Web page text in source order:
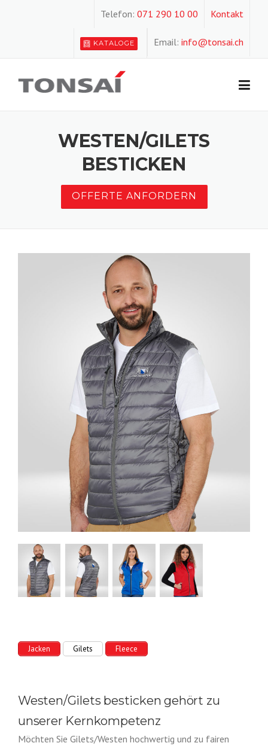
Kontakt
Telefon: 071 290 10 00
Email: info@tonsai.ch
KATALOGE
WESTEN/GILETS
BESTICKEN
OFFERTE ANFORDERN
Jacken Gilets Fleece
Westen/Gilets besticken gehört zu
unserer Kernkompetenz
Möchten Sie Gilets/Westen hochwertig und zu fairen